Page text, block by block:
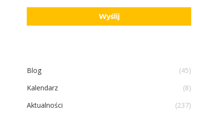
Blog
(45)
Kalendarz
(8)
Aktualności
(237)